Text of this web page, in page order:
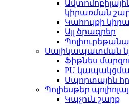
կիրառման
Կահույքի
Այլ ծրագրեր
Սալիկապատման
Ֆիթնես
PU
Սպորտային
Պոլիեսթեր
Կպչուն շարք